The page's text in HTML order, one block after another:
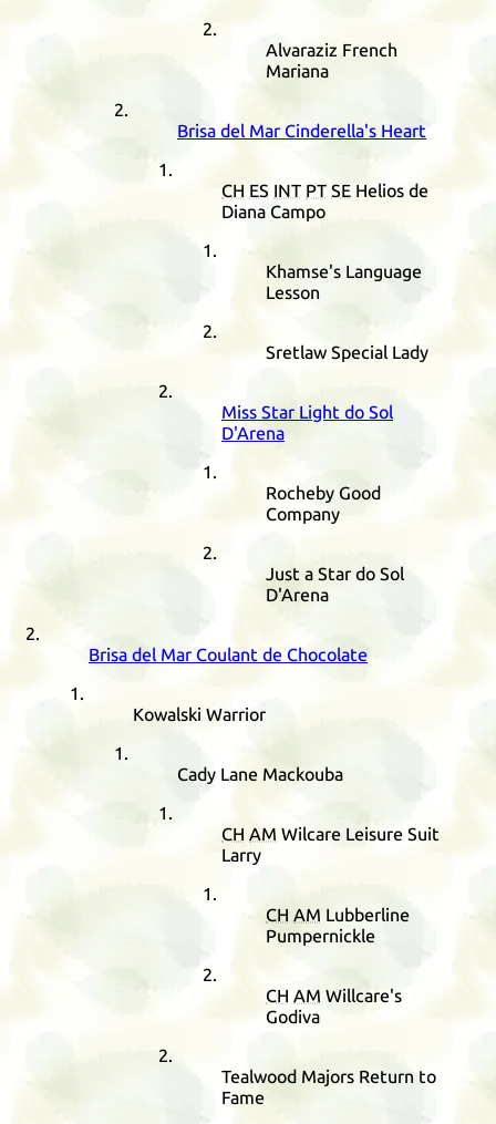
Alvaraziz French
Mariana
Brisa del Mar Cinderella's Heart
CH ES INT PT SE Helios de
Diana Campo
Khamse's Language
Lesson
Sretlaw Special Lady
Miss Star Light do Sol
D'Arena
Rocheby Good
Company
Just a Star do Sol
D'Arena
Brisa del Mar Coulant de Chocolate
Kowalski Warrior
Cady Lane Mackouba
CH AM Wilcare Leisure Suit
Larry
CH AM Lubberline
Pumpernickle
CH AM Willcare's
Godiva
Tealwood Majors Return to
Fame